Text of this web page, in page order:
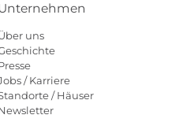
uns
/ Karriere
/ Häuser